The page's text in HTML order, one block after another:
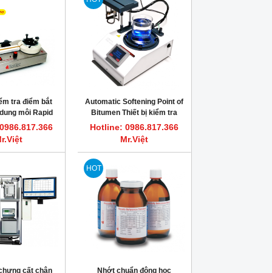
tra điểm bắt
môi Rapid
Closed Cup
KOEHLER
Automatic Softening Point of
Bitumen Thiết bị kiểm tra
điểm hóa mềm của bitum
Koehler K95100
Hotline: 0986.817.366
Mr.Việt
cất chân
HOT
Nhớt chuẩn động học